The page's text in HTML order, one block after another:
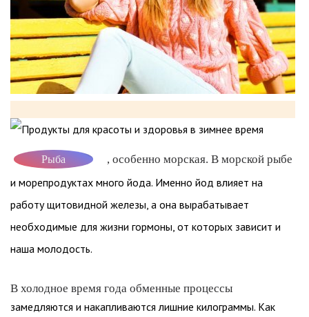
Рыба , особенно морская. В морской рыбе
и морепродуктах много йода. Именно йод влияет на
работу щитовидной железы, а она вырабатывает
необходимые для жизни гормоны, от которых зависит и
наша молодость.
В холодное время года обменные процессы
замедляются и накапливаются лишние килограммы. Как